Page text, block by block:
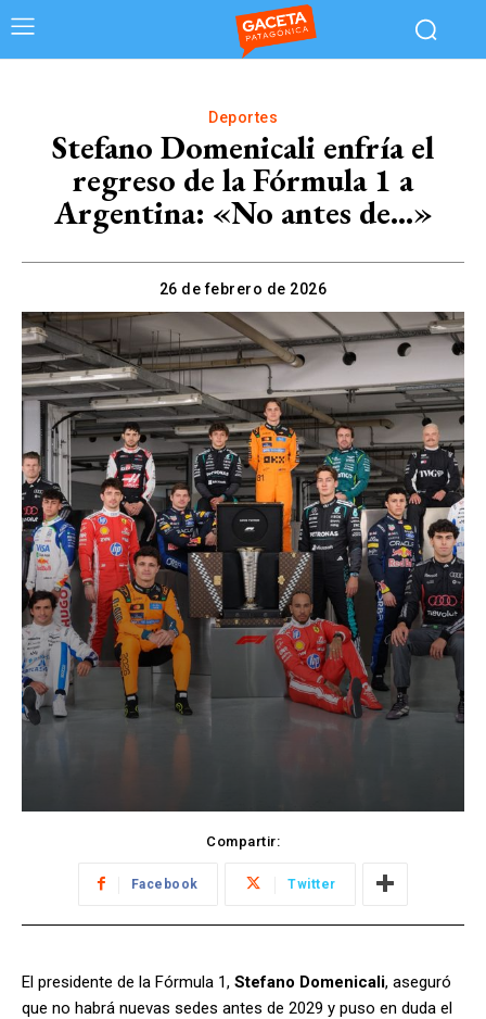
Deportes
Stefano Domenicali enfría el
regreso de la Fórmula 1 a
Argentina: «No antes de…»
26 de febrero de 2026
Compartir:
Facebook Twitter
El presidente de la Fórmula 1, Stefano Domenicali, aseguró
que no habrá nuevas sedes antes de 2029 y puso en duda el